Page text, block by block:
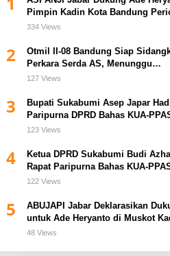
Bara dan Hutan Rahasia,
Wali Kota Bandung Ajak
Pelajar Menonton
Pimpin Kadin Kota Bandung
2031
334 Views
2
Otmil II-08 Bandung Siap
Perkara Serda AS, Menunggu
Rekomendasi Korem Sunan
127 Views
3
Bupati Sukabumi Asep Japar
Paripurna DPRD Bahas KUA-
Raperda Disabilitas
123 Views
4
Ketua DPRD Sukabumi Budi
Rapat Paripurna Bahas KUA-
Raperda Tirta Jaya
122 Views
5
ABUJAPI Jabar Deklarasikan
untuk Ade Heryanto di Muskot
Bandung
48 Views